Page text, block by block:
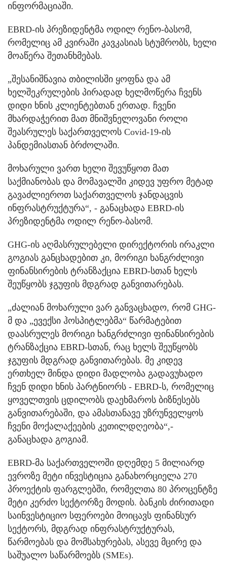
ინფორმაციაში.
EBRD-ის პრეზიდენტმა ოდილ რენო-ბასომ,
რომელიც ამ კვირაში კავკასიას სტუმრობს, ხელი
მოაწერა შეთანხმებას.
„შესანიშნავია თბილისში ყოფნა და ამ
ხელშეკრულების პირადად ხელმოწერა ჩვენს
დიდი ხნის კლიენტებთან ერთად. ჩვენი
მხარდაჭერით მათ მნიშვნელოვანი როლი
შეასრულეს საქართველოს Covid-19-ის
პანდემიასთან ბრძოლაში.
მოხარული ვართ ხელი შევუწყოთ მათ
საქმიანობას და მომავალში კიდევ უფრო მეტად
გავაძლიეროთ საქართველოს ჯანდაცვის
ინფრასტრუქტურა“, - განაცხადა EBRD-ის
პრეზიდენტმა ოდილ რენო-ბასომ.
GHG-ის აღმასრულებელი დირექტორის ირაკლი
გოგიას განცხადებით კი, მორიგი ხანგრძლივი
ფინანსირების ტრანზაქცია EBRD-სთან ხელს
შეუწყობს ჯგუფის მდგრად განვითარებას.
„ძალიან მოხარული ვარ განვაცხადო, რომ GHG-
მ და „ევექსი ჰოსპიტლებმა“ წარმატებით
დაასრულეს მორიგი ხანგრძლივი ფინანსირების
ტრანზაქცია EBRD-სთან, რაც ხელს შეუწყობს
ჯგუფის მდგრად განვითარებას. მე კიდევ
ერთხელ მინდა დიდი მადლობა გადავუხადო
ჩვენ დიდი ხნის პარტნიორს - EBRD-ს, რომელიც
ყოველთვის ცდილობს დაეხმაროს ბიზნესებს
განვითარებაში, და ამასთანავე უზრუნველყოს
ჩვენი მოქალაქეების კეთილდღეობა“,-
განაცხადა გოგიამ.
EBRD-მა საქართველოში დღემდე 5 მილიარდ
ევროზე მეტი ინვესტიცია განახორციელა 270
პროექტის ფარგლებში, რომელთა 80 პროცენტზე
მეტი კერძო სექტორზე მოდის. ბანკის ძირითადი
საინვესტიციო სფეროები მოიცავს ფინანსურ
სექტორს, მდგრად ინფრასტრუქტურას,
წარმოებას და მომსახურებას, ასევე მცირე და
საშუალო საწარმოებს (SMEs).